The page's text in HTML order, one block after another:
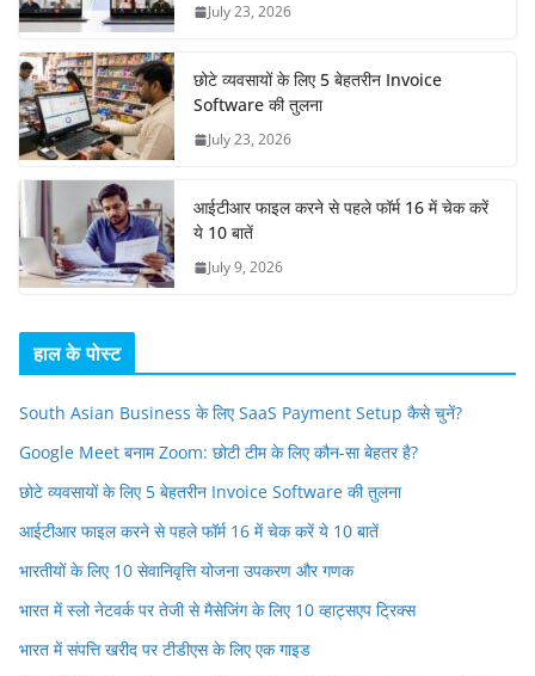
July 23, 2026
छोटे व्यवसायों के लिए 5 बेहतरीन Invoice
Software की तुलना
July 23, 2026
आईटीआर फाइल करने से पहले फॉर्म 16 में चेक करें
ये 10 बातें
July 9, 2026
हाल के पोस्ट
South Asian Business के लिए SaaS Payment Setup कैसे चुनें?
Google Meet बनाम Zoom: छोटी टीम के लिए कौन-सा बेहतर है?
छोटे व्यवसायों के लिए 5 बेहतरीन Invoice Software की तुलना
आईटीआर फाइल करने से पहले फॉर्म 16 में चेक करें ये 10 बातें
भारतीयों के लिए 10 सेवानिवृत्ति योजना उपकरण और गणक
भारत में स्लो नेटवर्क पर तेजी से मैसेजिंग के लिए 10 व्हाट्सएप ट्रिक्स
भारत में संपत्ति खरीद पर टीडीएस के लिए एक गाइड